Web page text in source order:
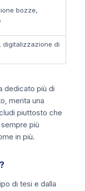
bozze,
digitalizzazione di
dedicato più di
merita una
piuttosto che
più
in più.
di tesi e dalla